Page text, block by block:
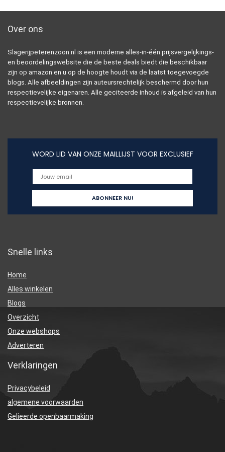
Over ons
Slagerijpeterenzoon.nl is een moderne alles-in-één prijsvergelijkings-
en beoordelingswebsite die de beste deals biedt die beschikbaar
zijn op amazon en u op de hoogte houdt via de laatst toegevoegde
blogs. Alle afbeeldingen zijn auteursrechtelijk beschermd door hun
respectievelijke eigenaren. Alle geciteerde inhoud is afgeleid van hun
respectievelijke bronnen.
WORD LID VAN ONZE MAILLIJST VOOR EXCLUSIEF
Snelle links
Home
Alles winkelen
Blogs
Overzicht
Onze webshops
Adverteren
Verklaringen
Privacybeleid
algemene voorwaarden
Gelieerde openbaarmaking